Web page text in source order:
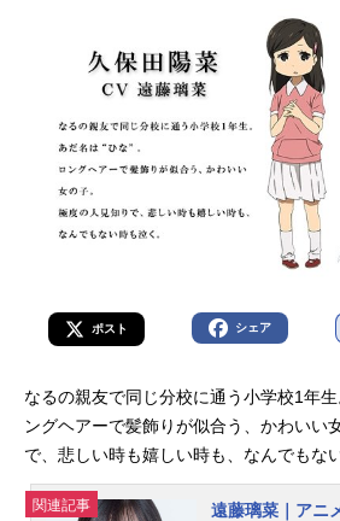
ポスト シェア
なるの親友で同じ分校に通う小学校1年生
ングヘアーで髪飾りが似合う、かわいい
で、悲しい時も嬉しい時も、なんでもな
関連記事
遠藤璃菜｜アニ